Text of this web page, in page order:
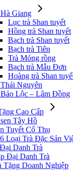
Giang
Lục trà Shan tuyết
Hồng trà Shan tuyết
Bạch trà Shan tuyết
Bạch trà Tiên
Trà Móng rồng
Bạch trà Mẫu Đơn
Hoàng trà Shan
Nguyên
Lộc – Lâm Đồng
Cao Cấp
Tây Hồ
Tuyết Cổ Thụ
Loại Trà Đặc Sản
Danh Trà
Đại Danh Trà
Tặng Doanh Nghiệp